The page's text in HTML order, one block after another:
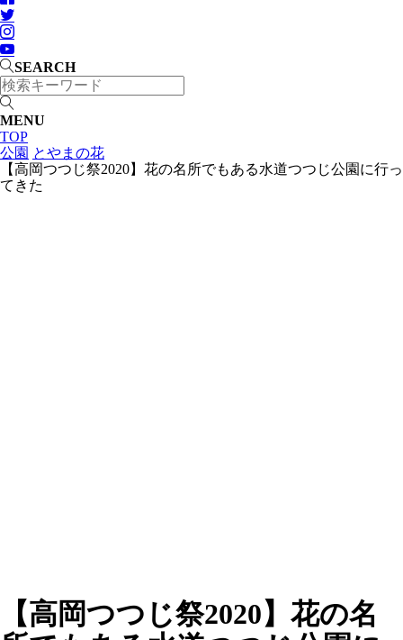
SEARCH
MENU
TOP
公園 とやまの花
【高岡つつじ祭2020】花の名所でもある水道つつじ公園に行っ
てきた
【高岡つつじ祭2020】花の名